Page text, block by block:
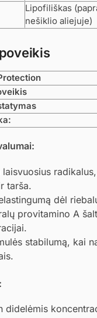
Lipofiliškas
nešiklio aliejuje)
tarša.
dėl
provitamino A
stabilumą, kai
didelėmis